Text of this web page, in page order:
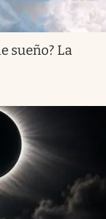
sueño? La